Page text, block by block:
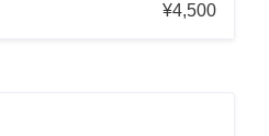
¥4,500